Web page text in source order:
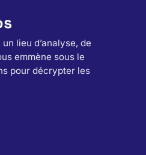
lieu d’analyse, de
emmène sous le
pour décrypter les